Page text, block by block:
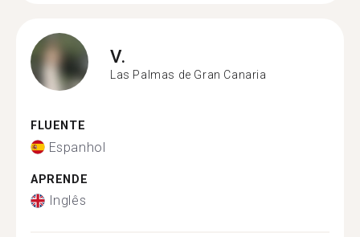
V.
Las Palmas de Gran Canaria
FLUENTE
Espanhol
APRENDE
Inglês